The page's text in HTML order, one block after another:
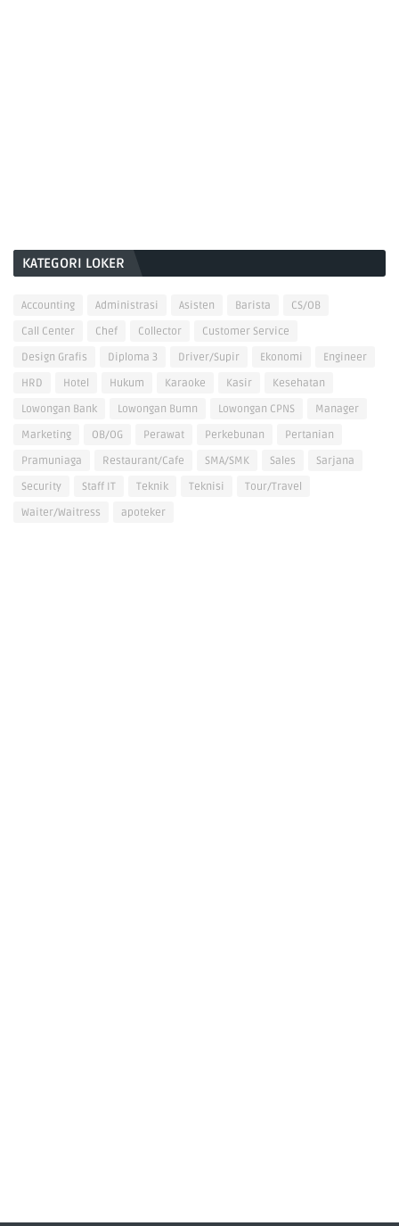
KATEGORI LOKER
Accounting Administrasi Asisten Barista
CS/OB
Call Center
Chef Collector
Customer Service
Design Grafis
Diploma 3 Driver/Supir Ekonomi
Engineer
HRD
Hotel Hukum Karaoke Kasir
Kesehatan
Lowongan Bank
Lowongan Bumn Lowongan CPNS
Manager
Marketing
OB/OG Perawat Perkebunan
Pertanian
Pramuniaga
Restaurant/Cafe SMA/SMK Sales
Sarjana
Security
Staff IT Teknik Teknisi
Tour/Travel
Waiter/Waitress
apoteker